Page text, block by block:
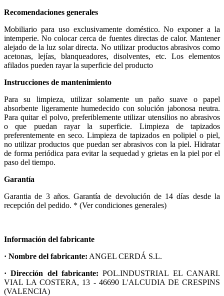
Recomendaciones generales
Mobiliario para uso exclusivamente doméstico. No exponer a la
intemperie. No colocar cerca de fuentes directas de calor. Mantener
alejado de la luz solar directa. No utilizar productos abrasivos como
acetonas, lejías, blanqueadores, disolventes, etc. Los elementos
afilados pueden rayar la superficie del producto
Instrucciones de mantenimiento
Para su limpieza, utilizar solamente un paño suave o papel
absorbente ligeramente humedecido con solución jabonosa neutra.
Para quitar el polvo, preferiblemente utilizar utensilios no abrasivos
o que puedan rayar la superficie. Limpieza de tapizados
preferentemente en seco. Limpieza de tapizados en polipiel o piel,
no utilizar productos que puedan ser abrasivos con la piel. Hidratar
de forma periódica para evitar la sequedad y grietas en la piel por el
paso del tiempo.
Garantía
Garantia de 3 años. Garantía de devolución de 14 días desde la
recepción del pedido. * (Ver condiciones generales)
Información del fabricante
· Nombre del fabricante: ANGEL CERDÁ S.L.
· Dirección del fabricante: POL.INDUSTRIAL EL CANARI.
VIAL LA COSTERA, 13 - 46690 L'ALCUDIA DE CRESPINS
(VALENCIA)